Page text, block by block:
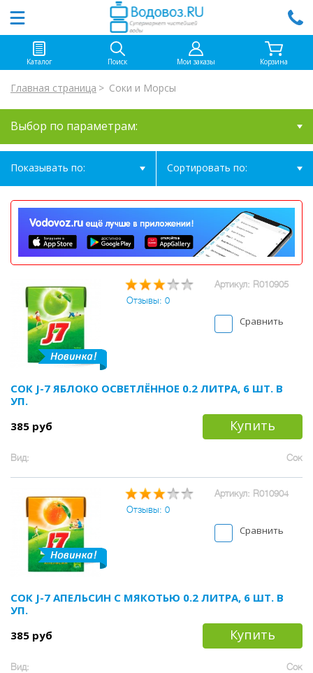
Каталог Поиск Мои заказы Корзина
Главная страница Соки и Морсы
Выбор по параметрам:
Показывать по: Сортировать по:
Артикул: R010905
Отзывы: 0
Сравнить
СОК J-7 ЯБЛОКО ОСВЕТЛЁННОЕ 0.2 ЛИТРА, 6 ШТ. В
УП.
385 руб
Купить
Вид: Сок
Артикул: R010904
Отзывы: 0
Сравнить
СОК J-7 АПЕЛЬСИН С МЯКОТЬЮ 0.2 ЛИТРА, 6 ШТ. В
УП.
385 руб
Купить
Вид: Сок